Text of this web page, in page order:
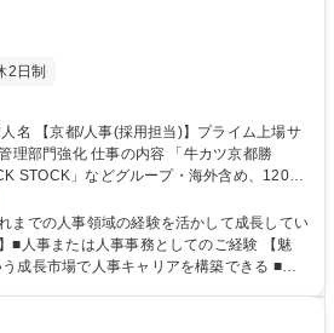
2日制
内容 「牛カツ京都勝
STOCK」などグループ・海外含め、120店
当としてご活躍いただきます。まずはエー
から担当いただきます。 【詳細】■新
材の採用業務 ■学生や社会人求職者（いず
、人材業者など、様々な方に働きかけなが
当)】プラ
までの人事領域の経験を活かして成長してい
事または人事事務としてのご経験 【魅
長市場で人事キャリアを構築できる ■新